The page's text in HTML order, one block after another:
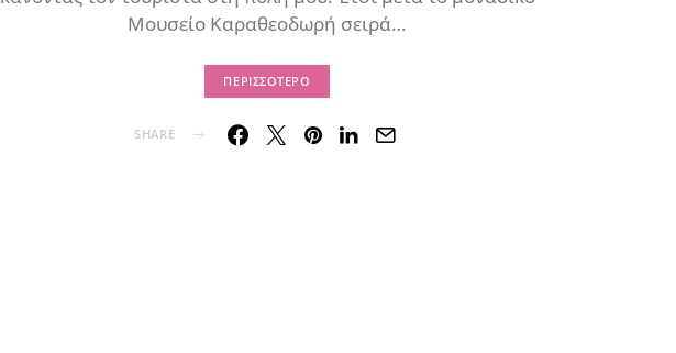
Μουσείο Καραθεοδωρή σειρά…
ΠΕΡΙΣΣΌΤΕΡΟ
SHARE